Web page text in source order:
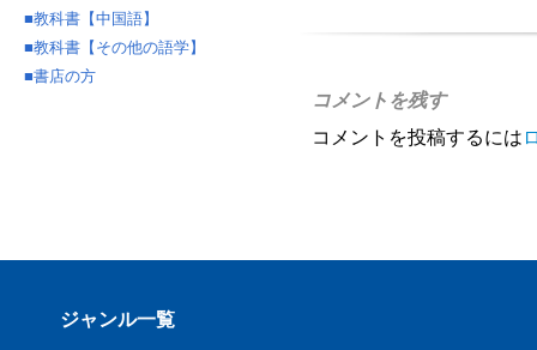
コメントを残す
コメントを投稿するには
■教科書【中国語】
■教科書【その他の語学】
■書店の方
ジャンル一覧